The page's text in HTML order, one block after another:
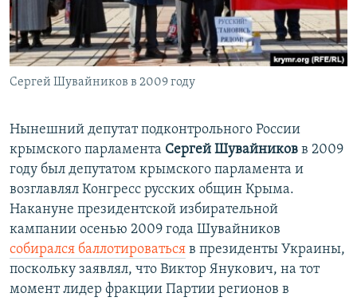
Сергей Шувайников в 2009 году
Нынешний депутат подконтрольного России
крымского парламента Сергей Шувайников в 2009
году был депутатом крымского парламента и
возглавлял Конгресс русских общин Крыма.
Накануне президентской избирательной
кампании осенью 2009 года Шувайников
собирался баллотироваться в президенты Украины,
поскольку заявлял, что Виктор Янукович, на тот
момент лидер фракции Партии регионов в